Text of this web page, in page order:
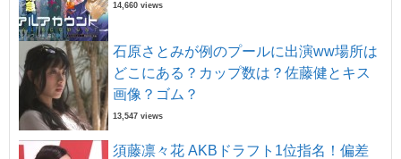
14,660 views
石原さとみが例のプールに出演ww場所は
どこにある？カップ数は？佐藤健とキス
画像？ゴム？
13,547 views
須藤凛々花 AKBドラフト1位指名！偏差